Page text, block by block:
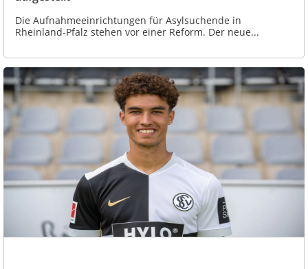
Die Aufnahmeeinrichtungen für Asylsuchende in
Rheinland-Pfalz stehen vor einer Reform. Der neue...